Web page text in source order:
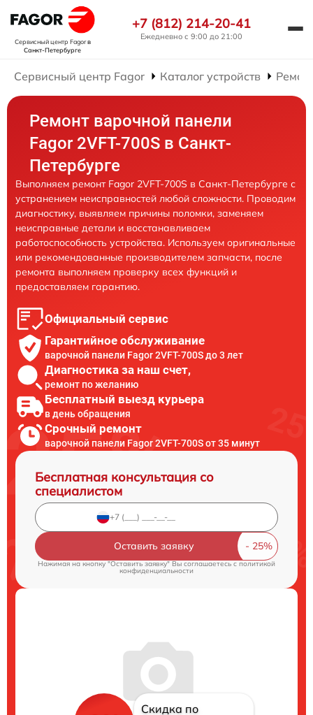
Сервисный центр Fagorв
Санкт-Петербурге
+7 (812) 214-20-41
Ежедневно с 9:00 до 21:00
Сервисный центр Fagor Каталог устройств
Ремонт варочной панели
Fagor 2VFT-700S в Санкт-
Петербурге
Выполняем ремонт Fagor 2VFT-700S в Санкт-Петербурге с
устранением неисправностей любой сложности. Проводим
диагностику, выявляем причины поломки, заменяем
неисправные детали и восстанавливаем
работоспособность устройства. Используем оригинальные
или рекомендованные производителем запчасти, после
ремонта выполняем проверку всех функций и
предоставляем гарантию.
Официальный сервис
Гарантийное обслуживание
варочной панели Fagor 2VFT-700S до 3 лет
Диагностика за наш счет,
ремонт по желанию
Бесплатный выезд курьера
в день обращения
Срочный ремонт
варочной панели Fagor 2VFT-700S от 35 минут
Бесплатная консультация со
специалистом
Оставить заявку
Нажимая на кнопку "Оставить заявку" Вы соглашаетесь cполитикой
конфиденциальности
Скидка по